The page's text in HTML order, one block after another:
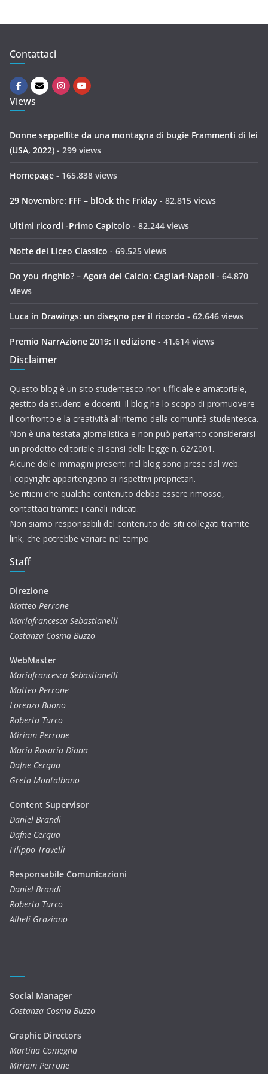
Contattaci
Views
Donne seppellite da una montagna di bugie Frammenti di lei
(USA, 2022) - 299 views
Homepage - 165.838 views
29 Novembre: FFF – blOck the Friday - 82.815 views
Ultimi ricordi -Primo Capitolo - 82.244 views
Notte del Liceo Classico - 69.525 views
Do you ringhio? – Agorà del Calcio: Cagliari-Napoli - 64.870
views
Luca in Drawings: un disegno per il ricordo - 62.646 views
Premio NarrAzione 2019: II edizione - 41.614 views
Disclaimer
Questo blog è un sito studentesco non ufficiale e amatoriale,
gestito da studenti e docenti. Il blog ha lo scopo di promuovere
il confronto e la creatività all’interno della comunità studentesca.
Non è una testata giornalistica e non può pertanto considerarsi
un prodotto editoriale ai sensi della legge n. 62/2001.
Alcune delle immagini presenti nel blog sono prese dal web.
I copyright appartengono ai rispettivi proprietari.
Se ritieni che qualche contenuto debba essere rimosso,
contattaci tramite i canali indicati.
Non siamo responsabili del contenuto dei siti collegati tramite
link, che potrebbe variare nel tempo.
Staff
Direzione
Matteo Perrone
Mariafrancesca Sebastianelli
Costanza Cosma Buzzo
WebMaster
Mariafrancesca Sebastianelli
Matteo Perrone
Lorenzo Buono
Roberta Turco
Miriam Perrone
Maria Rosaria Diana
Dafne Cerqua
Greta Montalbano
Content Supervisor
Daniel Brandi
Dafne Cerqua
Filippo Travelli
Responsabile Comunicazioni
Daniel Brandi
Roberta Turco
Alheli Graziano
Social Manager
Costanza Cosma Buzzo
Graphic Directors
Martina Comegna
Miriam Perrone